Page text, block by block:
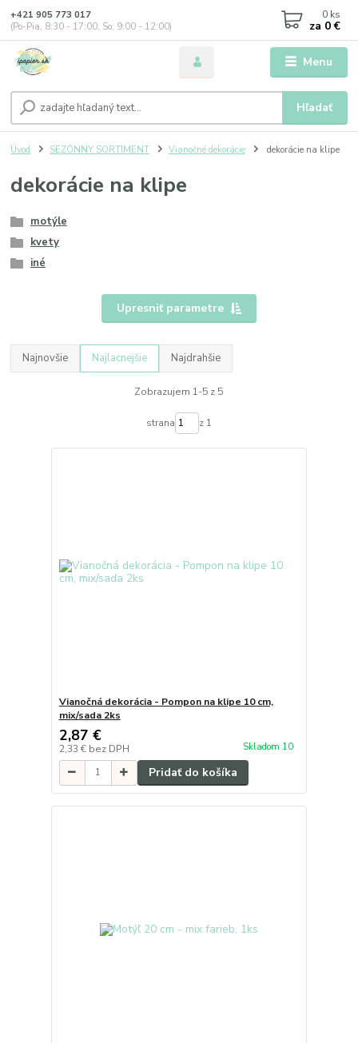
Menu
Hľadať
+421 905 773 017
(Po-Pia, 8:30 - 17:00, So: 9:00 - 12:00)
0 ks
za 0 €
Úvod SEZÓNNY SORTIMENT Vianočné dekorácie dekorácie na klipe
dekorácie na klipe
motýle
kvety
iné
Upresniť parametre
Najnovšie Najlacnejšie Najdrahšie
Zobrazujem 1-5 z 5
strana z 1
Vianočná dekorácia - Pompon na klipe 10 cm,
mix/sada 2ks
2,87 €
2,33 € bez DPH Skladom 10
Pridať do košíka